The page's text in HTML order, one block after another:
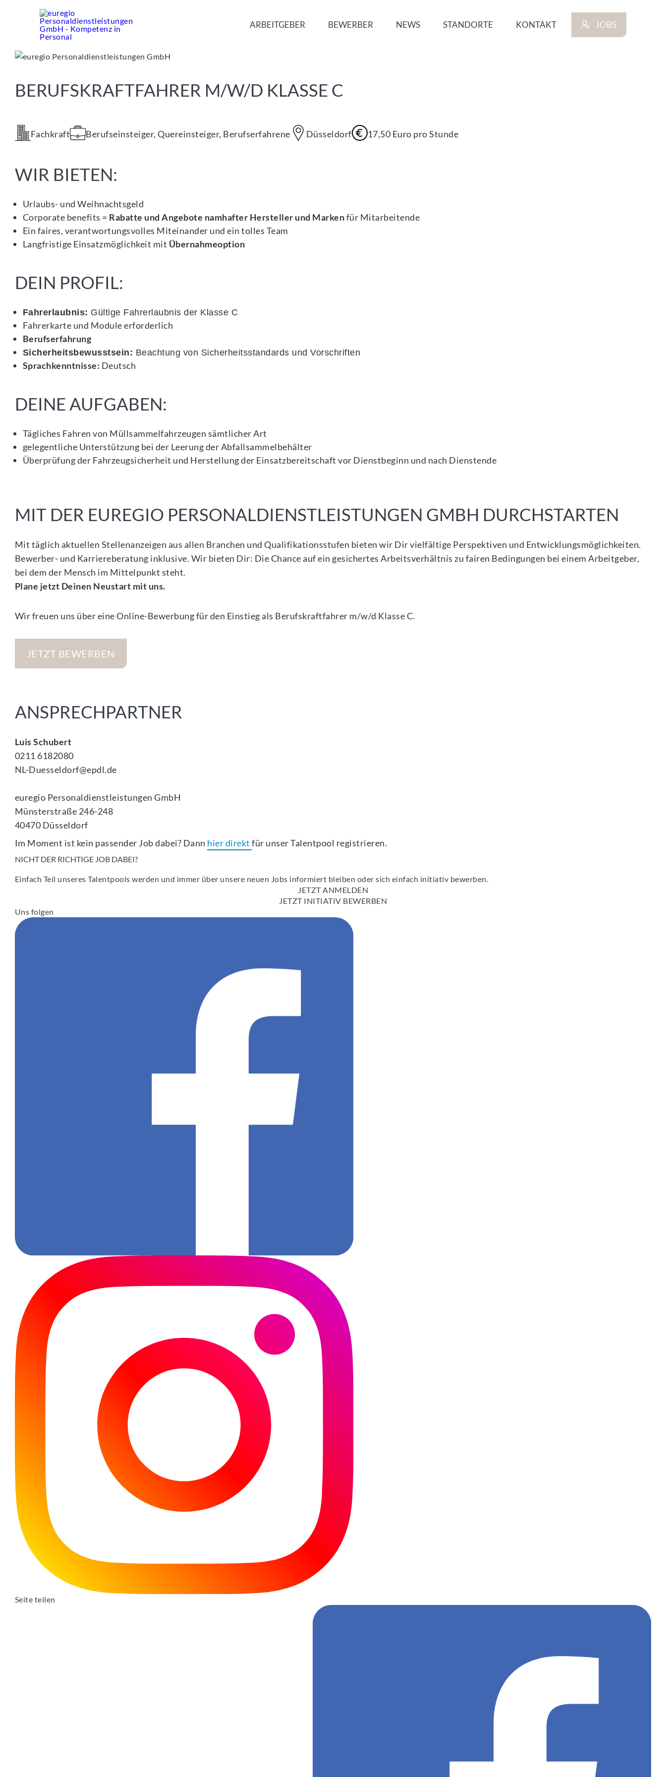
ARBEITGEBER BEWERBER NEWS STANDORTE KONTAKT JOBS
BERUFSKRAFTFAHRER M/W/D KLASSE C
Fachkraft Berufseinsteiger, Quereinsteiger, Berufserfahrene Düsseldorf 17,50 Euro pro Stunde
WIR BIETEN:
Urlaubs- und Weihnachtsgeld
Corporate benefits = Rabatte und Angebote namhafter Hersteller und Markenfür Mitarbeitende
Ein faires, verantwortungsvolles Miteinander und ein tolles Team
Langfristige Einsatzmöglichkeit mit Übernahmeoption
DEIN PROFIL:
Fahrerlaubnis: Gültige Fahrerlaubnis der Klasse C
Fahrerkarte und Module erforderlich
Berufserfahrung
Sicherheitsbewusstsein: Beachtung von Sicherheitsstandards und Vorschriften
Sprachkenntnisse: Deutsch
DEINE AUFGABEN:
Tägliches Fahren von Müllsammelfahrzeugen sämtlicher Art
gelegentliche Unterstützung bei der Leerung der Abfallsammelbehälter
Überprüfung der Fahrzeugsicherheit und Herstellung der Einsatzbereitschaft vor Dienstbeginn und nach Dienstende
MIT DER EUREGIO PERSONALDIENSTLEISTUNGEN GMBH DURCHSTARTEN
Mit täglich aktuellen Stellenanzeigen aus allen Branchen und Qualifikationsstufen bieten wir Dir vielfältige Perspektiven und Entwicklungsmöglichkeiten.
Bewerber- und Karriereberatung inklusive. Wir bieten Dir: Die Chance auf ein gesichertes Arbeitsverhältnis zu fairen Bedingungen bei einem Arbeitgeber,
bei dem der Mensch im Mittelpunkt steht.
Plane jetzt Deinen Neustart mit uns.
Wir freuen uns über eine Online-Bewerbung für den Einstieg als Berufskraftfahrer m/w/d Klasse C.
JETZT BEWERBEN
ANSPRECHPARTNER
Luis Schubert
0211 6182080
NL-Duesseldorf@epdl.de
euregio Personaldienstleistungen GmbH
Münsterstraße 246-248
40470 Düsseldorf
Im Moment ist kein passender Job dabei? Dann hier direktfür unser Talentpool registrieren.
NICHT DER RICHTIGE JOB DABEI?
Einfach Teil unseres Talentpools werden und immer über unsere neuen Jobs informiert bleiben oder sich einfach initiativ bewerben.
JETZT ANMELDEN
JETZT INITIATIV BEWERBEN
Uns folgen
Seite teilen